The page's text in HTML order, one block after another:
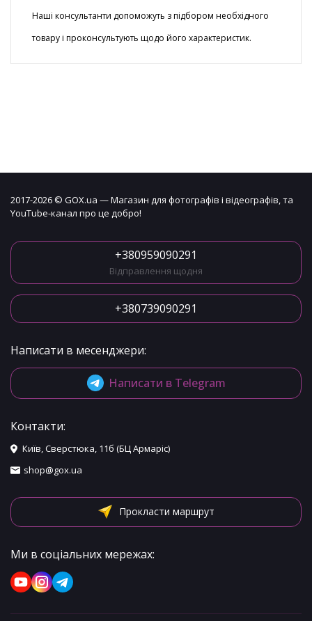
Наші консультанти допоможуть з підбором необхідного
товару і проконсультують щодо його характеристик.
2017-2026 © GOX.ua — Магазин для фотографів і відеографів, та
YouTube-канал про це добро!
+380959090291
Відправлення щодня
+380739090291
Написати в месенджери:
Написати в Telegram
Контакти:
Київ, Сверстюка, 11б (БЦ Армаріс)
shop@gox.ua
Прокласти маршрут
Ми в соціальних мережах: